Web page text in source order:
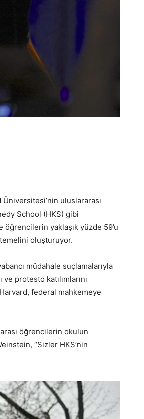
Üniversitesi’nin uluslararası
School (HKS) gibi
öğrencilerin yaklaşık yüzde 59’u
oluşturuyor.
müdahale suçlamalarıyla
protesto katılımlarını
federal mahkemeye
öğrencilerin okulun
“Sizler HKS’nin